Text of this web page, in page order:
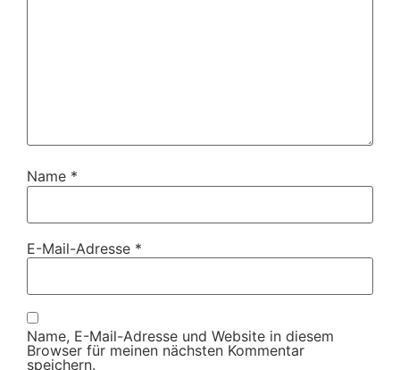
Name *
E-Mail-Adresse *
Name, E-Mail-Adresse und Website in diesem
Browser für meinen nächsten Kommentar
speichern.